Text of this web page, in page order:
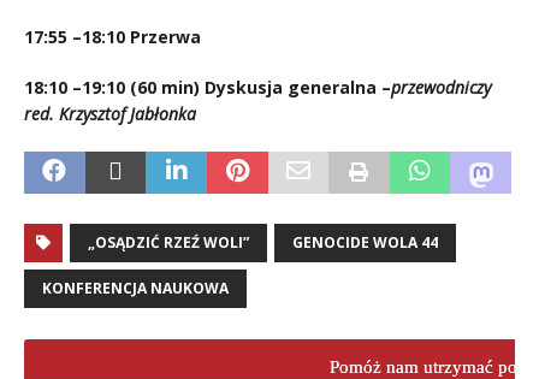
17:55 –18:10 Przerwa
18:10 –19:10 (60 min) Dyskusja generalna –przewodniczy
red. Krzysztof Jabłonka
„OSĄDZIĆ RZEŹ WOLI” GENOCIDE WOLA 44
KONFERENCJA NAUKOWA
Pomóż nam utrzymać